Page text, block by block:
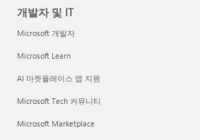
개발자 및 IT
Microsoft 개발자
Microsoft Learn
AI 마켓플레이스 앱 지원
Microsoft Tech 커뮤니티
Microsoft Marketplace